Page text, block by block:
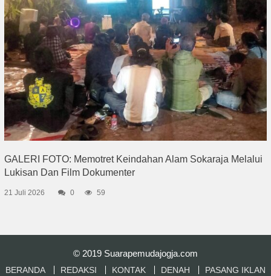
GALERI FOTO: Memotret Keindahan Alam Sokaraja Melalui
Lukisan Dan Film Dokumenter
21 Juli 2026 0 59
© 2019 Suarapemudajogja.com
BERANDA REDAKSI KONTAK DENAH PASANG IKLAN